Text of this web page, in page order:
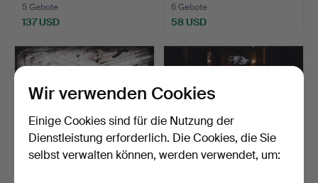
5 Gebote
137 USD
6 Gebote
58 USD
Wir verwenden Cookies
Einige Cookies sind für die Nutzung der
Dienstleistung erforderlich. Die Cookies, die Sie
selbst verwalten können, werden verwendet, um: